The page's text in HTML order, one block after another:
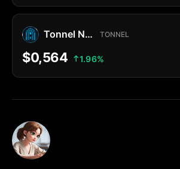
Tonnel Network Token TONNEL
$0,564 1.96%